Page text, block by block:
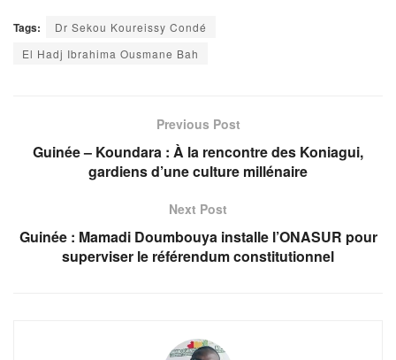
Tags:
Dr Sekou Koureissy Condé
El Hadj Ibrahima Ousmane Bah
Previous Post
Guinée – Koundara : À la rencontre des Koniagui,
gardiens d’une culture millénaire
Next Post
Guinée : Mamadi Doumbouya installe l’ONASUR pour
superviser le référendum constitutionnel